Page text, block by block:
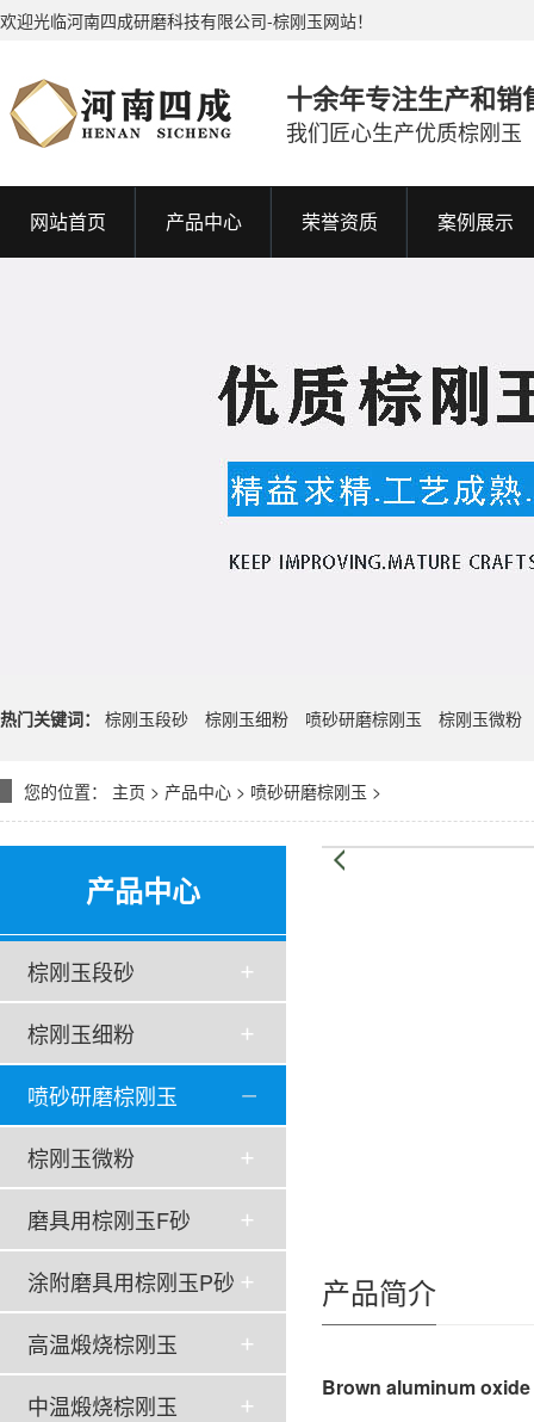
欢迎光临河南四成研磨科技有限公司-棕刚玉网站！
十余年专注生产和销
我们匠心生产优质棕刚玉
网站首页 产品中心 荣誉资质 案例展示
热门关键词： 棕刚玉段砂 棕刚玉细粉 喷砂研磨棕刚玉 棕刚玉微粉
您的位置： 主页 > 产品中心 > 喷砂研磨棕刚玉 >
产品中心
棕刚玉段砂
棕刚玉细粉
喷砂研磨棕刚玉
棕刚玉微粉
磨具用棕刚玉F砂
涂附磨具用棕刚玉P砂
高温煅烧棕刚玉
中温煅烧棕刚玉
产品简介
Brown aluminum